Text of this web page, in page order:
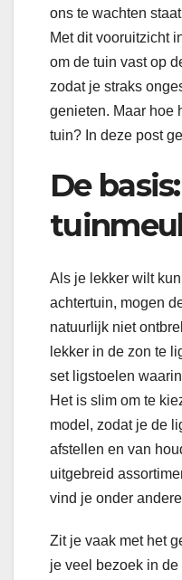
ons te wachten
Met dit vooruitzicht
om de tuin vast op
zodat je straks
genieten. Maar hoe
tuin? In deze post
De
Als je lekker wilt
achtertuin, mogen
natuurlijk niet
lekker in de zon te
set ligstoelen
Het is slim om te
model, zodat je de
afstellen en van
uitgebreid
vind je onder andere
Zit je vaak met het
je veel bezoek in